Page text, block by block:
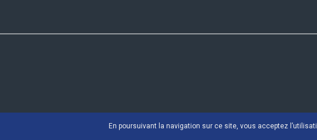
En poursuivant la navigation sur ce site, vous acceptez